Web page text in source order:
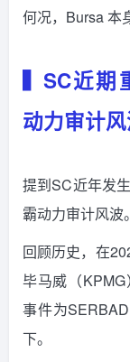
何况，Bursa 本
▍SC近期
动力审计
提到SC近年发
霸动力审计风波。
回顾历史，在
毕马威（
事件为
下。